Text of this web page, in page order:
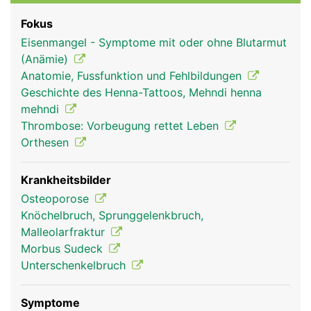
Rubriken
Unterschenkelmuskeln sind für die Beugung und
Streckung im Sprunggelenk zuständig und
teilweise auch für die Hebung und Senkung der
Zehen und für die Beugung im Knie.
Unterschenkel Frau
Fokus
Eisenmangel - Symptome mit oder ohne Blutarmut
(Anämie)
Anatomie, Fussfunktion und Fehlbildungen
Geschichte des Henna-Tattoos, Mehndi henna
mehndi
Thrombose: Vorbeugung rettet Leben
Orthesen
Krankheitsbilder
Osteoporose
Knöchelbruch, Sprunggelenkbruch,
Malleolarfraktur
Morbus Sudeck
Unterschenkelbruch
Symptome